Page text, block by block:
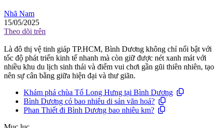
Nhã Nam
15/05/2025
Theo dõi trên
Là đô thị vệ tinh giáp TP.HCM, Bình Dương không chỉ nổi bật với
tốc độ phát triển kinh tế nhanh mà còn giữ được nét xanh mát với
nhiều khu du lịch sinh thái và điểm vui chơi gần gũi thiên nhiên, tạo
nên sự cân bằng giữa hiện đại và thư giãn.
Khám phá chùa Tổ Long Hưng tại Bình Dương
Bình Dương có bao nhiêu di sản văn hoá?
Phan Thiết đi Bình Dương bao nhiêu km?